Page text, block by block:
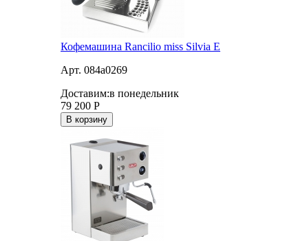
Кофемашина Rancilio miss Silvia E
Арт. 084a0269
Доставим:в понедельник
79 200 Р
В корзину